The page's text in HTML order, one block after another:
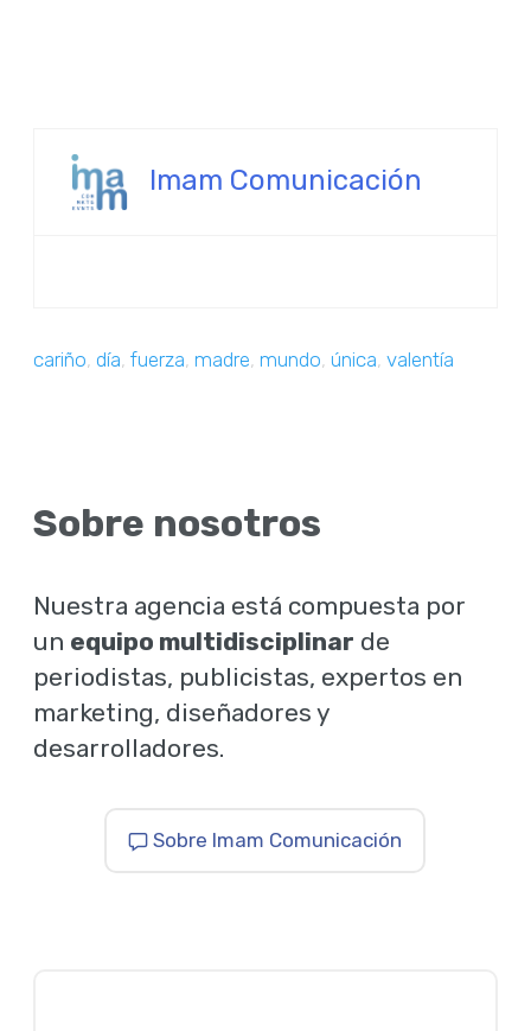
Imam Comunicación
cariño,día,fuerza,madre,mundo,única,valentía
Sobre nosotros
Nuestra agencia está compuesta por
un equipo multidisciplinar de
periodistas, publicistas, expertos en
marketing, diseñadores y
desarrolladores.
Sobre Imam Comunicación